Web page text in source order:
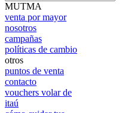
MUTMA
venta por mayor
nosotros
campañas
políticas de cambio
otros
puntos de venta
contacto
vouchers volar de
itaú